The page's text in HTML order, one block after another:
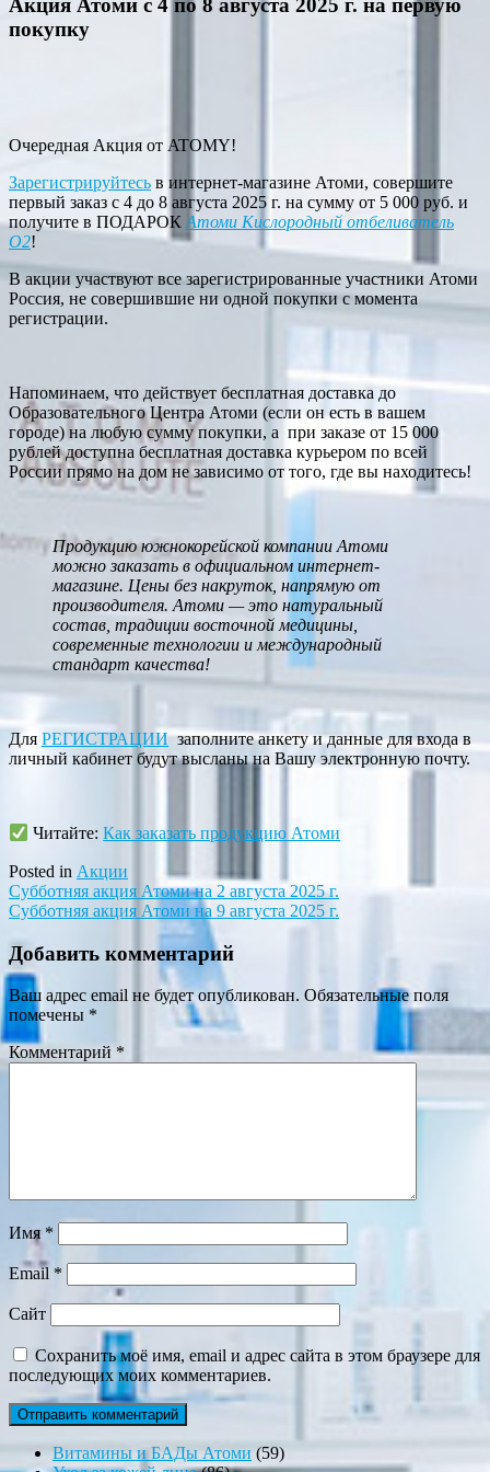
Акция Атоми с 4 по 8 августа 2025 г. на первую
покупку
Очередная Акция от ATOMY!
Зарегистрируйтесь в интернет-магазине Атоми, совершите
первый заказ с 4 до 8 августа 2025 г. на сумму от 5 000 руб. и
получите в ПОДАРОКАтоми Кислородный отбеливатель
О2!
В акции участвуют все зарегистрированные участники Атоми
Россия, не совершившие ни одной покупки с момента
регистрации.
Напоминаем, что действует бесплатная доставка до
Образовательного Центра Атоми (если он есть в вашем
городе) на любую сумму покупки, а при заказе от 15 000
рублей доступна бесплатная доставка курьером по всей
России прямо на дом не зависимо от того, где вы находитесь!
Продукцию южнокорейской компании Атоми
можно заказать в официальном интернет-
магазине. Цены без накруток, напрямую от
производителя. Атоми — это натуральный
состав, традиции восточной медицины,
современные технологии и международный
стандарт качества!
Для РЕГИСТРАЦИИзаполните анкету и данные для входа в
личный кабинет будут высланы на Вашу электронную почту.
Читайте:Как заказать продукцию Атоми
Posted in Акции
Навигация
по
записям
Субботняя акция Атоми на 2 августа 2025 г.
Субботняя акция Атоми на 9 августа 2025 г.
Добавить комментарий
Ваш адрес email не будет опубликован. Обязательные поля
помечены *
Комментарий *
Имя *
Email *
Сайт
Сохранить моё имя, email и адрес сайта в этом браузере для
последующих моих комментариев.
Витамины и БАДы Атоми 5959